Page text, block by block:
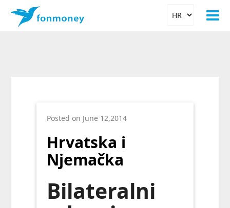
Posted on June 12,2014
Hrvatska i
Njemačka
Bilateralni